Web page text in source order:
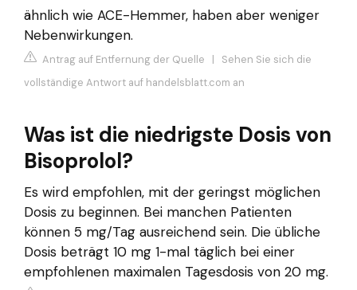
ähnlich wie ACE-Hemmer, haben aber weniger
Nebenwirkungen.
Antrag auf Entfernung der Quelle | Sehen Sie sich die
vollständige Antwort auf handelsblatt.com an
Was ist die niedrigste Dosis von
Bisoprolol?
Es wird empfohlen, mit der geringst möglichen
Dosis zu beginnen. Bei manchen Patienten
können 5 mg/Tag ausreichend sein. Die übliche
Dosis beträgt 10 mg 1-mal täglich bei einer
empfohlenen maximalen Tagesdosis von 20 mg.